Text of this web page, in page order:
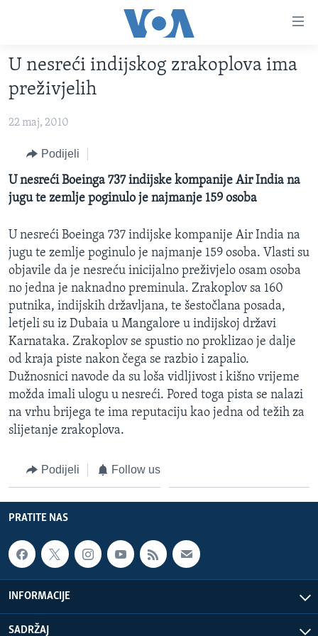
glavni
sadržaj
Pređi
na
navigaciju
Idi
na
pretragu
VIDEO
FOTOGRAFIJE DANA
VIJESTI
SJEDINJENE AMERIČKE DRŽAVE
BOSNA I HERCEGOVINA
SVIJET
NAUKA I TEHNOLOGIJA
SPECIJALNI PROJEKTI
KORUPCIJA
SLOBODA MEDIJA
ŽENSKA STRANA
IZBJEGLIČKA STRANA
MAGAZIN
O GLASU AMERIKE
Learning English
PRATITE NAS
Jezici
U nesreći indijskog zrakoplova ima
preživjelih
22 maj, 2010
Podijeli
U nesreći Boeinga 737 indijske kompanije Air India na
jugu te zemlje poginulo je najmanje 159 osoba
U nesreći Boeinga 737 indijske kompanije Air India na
jugu te zemlje poginulo je najmanje 159 osoba. Vlasti su
objavile da je nesreću inicijalno preživjelo osam osoba
no jedna je naknadno preminula. Zrakoplov sa 160
putnika, indijskih državljana, te šestočlana posada,
letjeli su iz Dubaia u Mangalore u indijskoj državi
Karnataka. Zrakoplov se spustio no proklizao je dalje
od kraja piste nakon čega se razbio i zapalio.
Dužnosnici navode da su loša vidljivost i kišno vrijeme
možda imali ulogu u nesreći. Pored toga pista se nalazi
na vrhu brijega te ima reputaciju kao jedna od težih za
slijetanje zrakoplova.
Podijeli Follow us
PRATITE NAS
INFORMACIJE
SADRŽAJ